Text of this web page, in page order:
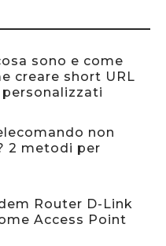
sono e come
creare short URL
non
2 metodi per
Router D-Link
Access Point